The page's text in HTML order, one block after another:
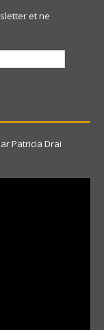
et ne
Patricia Drai